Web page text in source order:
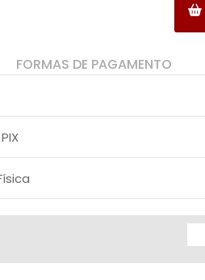
FORMAS DE PAGAMENTO
....
....
... ....